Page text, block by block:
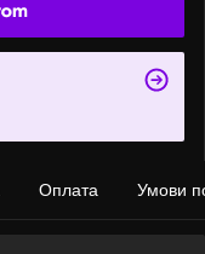
Оплата Умови